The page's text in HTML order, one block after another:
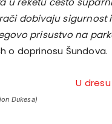
dobivaju
prisustvo na
o doprinosu Šundova.
Dukesa)